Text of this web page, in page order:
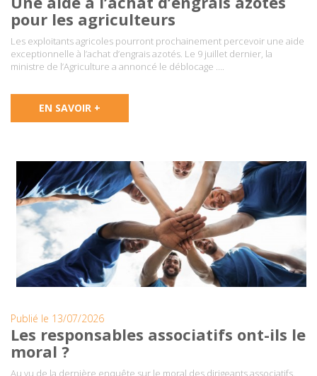
pour les agriculteurs
Les exploitants agricoles pourront prochainement percevoir une aide
exceptionnelle à l’achat d’engrais azotés. Le 9 juillet dernier, la
ministre de l’Agriculture a annoncé le déblocage ….
EN SAVOIR +
Publié le 13/07/2026
Les responsables associatifs ont-ils le
moral ?